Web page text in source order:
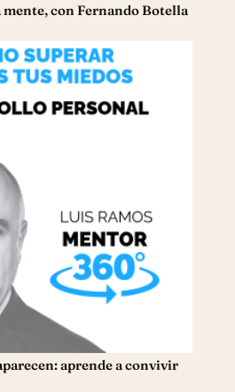
con Fernando Botella
aprende a convivir